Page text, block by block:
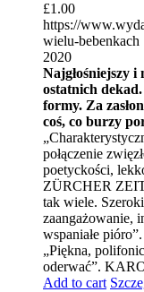
£1.00
https://
wielu-bebenkach
2020
Najgłośniejszy
ostatnich
formy. Za
coś, co burzy
połączenie
poetyckości,
ZÜRCHER
tak wiele.
zaangażowanie,
wspaniałe
„Piękna,
oderwać”.
Add to cart